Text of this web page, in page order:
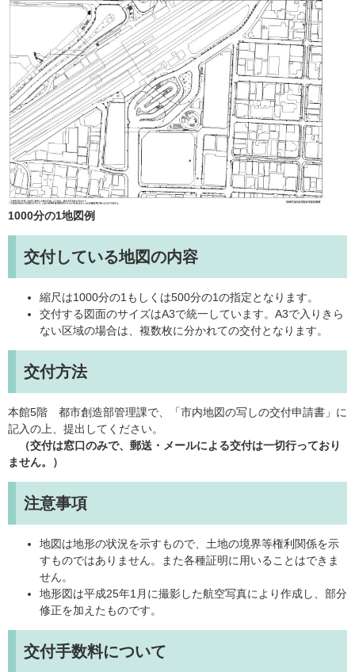
1000分の1地図例
交付している地図の内容
縮尺は1000分の1もしくは500分の1の指定となります。
交付する図面のサイズはA3で統一しています。A3で入りきら
ない区域の場合は、複数枚に分かれての交付となります。
交付方法
本館5階 都市創造部管理課で、「市内地図の写しの交付申請書」に
記入の上、提出してください。
（交付は窓口のみで、郵送・メールによる交付は一切行っており
ません。）
注意事項
地図は地形の状況を示すもので、土地の境界等権利関係を示
すものではありません。また各種証明に用いることはできま
せん。
地形図は平成25年1月に撮影した航空写真により作成し、部分
修正を加えたものです。
交付手数料について